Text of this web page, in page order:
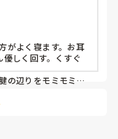
んですけど、
になりました😭！
がよく寝ます。お耳
しく回す。くすぐ
の辺りをモミモミと